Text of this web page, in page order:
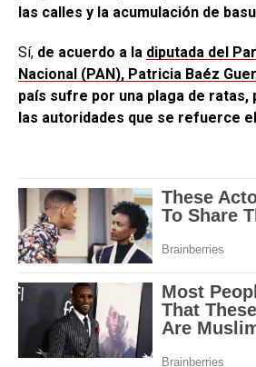
las calles y la acumulación de
Sí, de acuerdo a la diputada del
Nacional (PAN), Patricia Baéz
país sufre por una plaga de ratas,
las autoridades que se refuerce